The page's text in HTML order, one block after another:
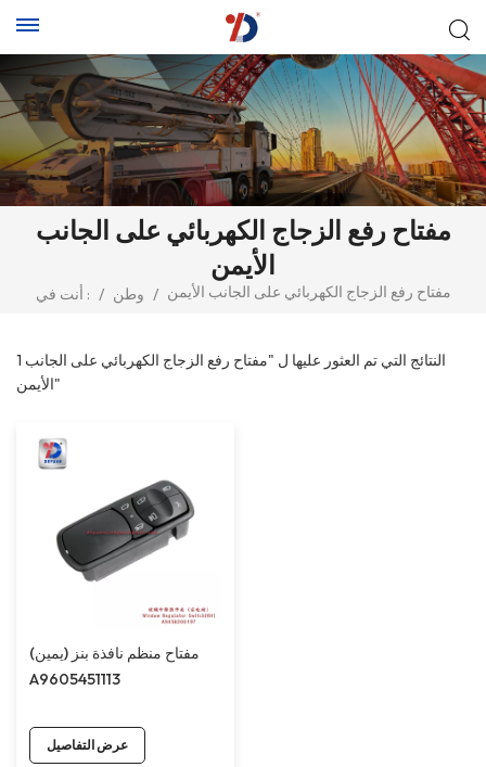
مفتاح رفع الزجاج الكهربائي على الجانب
الأيمن
أنت في : / وطن / مفتاح رفع الزجاج الكهربائي على الجانب الأيمن
1 النتائج التي تم العثور عليها ل "مفتاح رفع الزجاج الكهربائي على الجانب
الأيمن"
مفتاح منظم نافذة بنز (يمين)
A9605451113
عرض التفاصيل